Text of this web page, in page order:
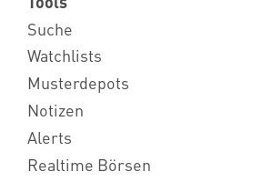
Suche
Watchlists
Musterdepots
Notizen
Alerts
Realtime Börsen